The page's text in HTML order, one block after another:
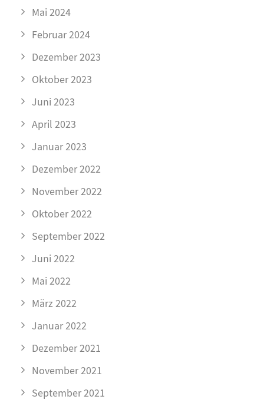
Mai 2024
Februar 2024
Dezember 2023
Oktober 2023
Juni 2023
April 2023
Januar 2023
Dezember 2022
November 2022
Oktober 2022
September 2022
Juni 2022
Mai 2022
März 2022
Januar 2022
Dezember 2021
November 2021
September 2021